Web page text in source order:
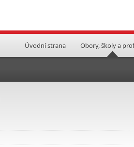
Úvodní strana Obory, školy a